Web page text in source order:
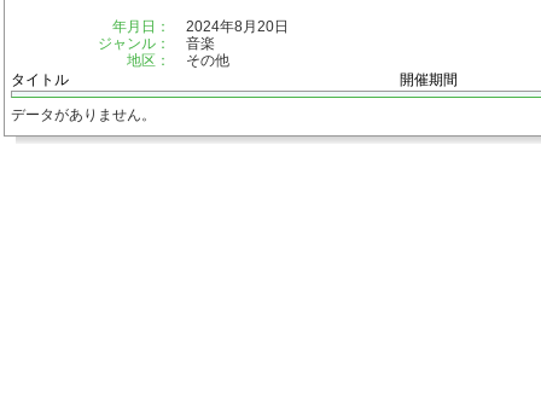
年月日：
2024年8月20日
ジャンル：
音楽
地区：
その他
タイトル
開催期間
データがありません。